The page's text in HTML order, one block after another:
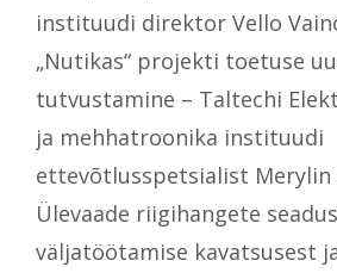
instituudi direktor Vello
„Nutikas“ projekti toetuse
tutvustamine – Taltechi
ja mehhatroonika instituudi
ettevõtlusspetsialist Merylin
Ülevaade riigihangete
väljatöötamise kavatsusest